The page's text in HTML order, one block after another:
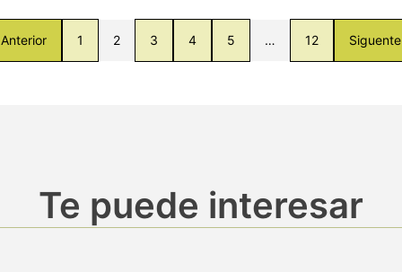
Anterior 1 2 3 4 5 … 12 Siguente
Te puede interesar